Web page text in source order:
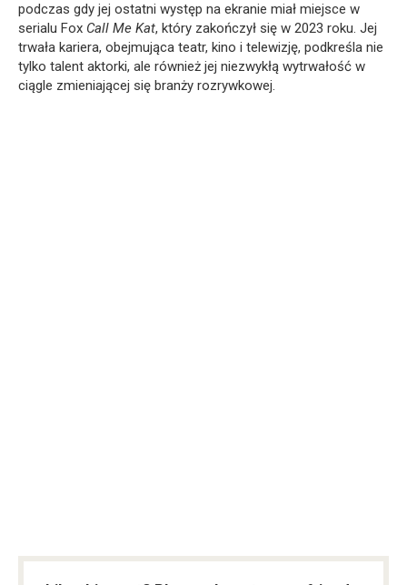
podczas gdy jej ostatni występ na ekranie miał miejsce w
serialu Fox Call Me Kat, który zakończył się w 2023 roku. Jej
trwała kariera, obejmująca teatr, kino i telewizję, podkreśla nie
tylko talent aktorki, ale również jej niezwykłą wytrwałość w
ciągle zmieniającej się branży rozrywkowej.